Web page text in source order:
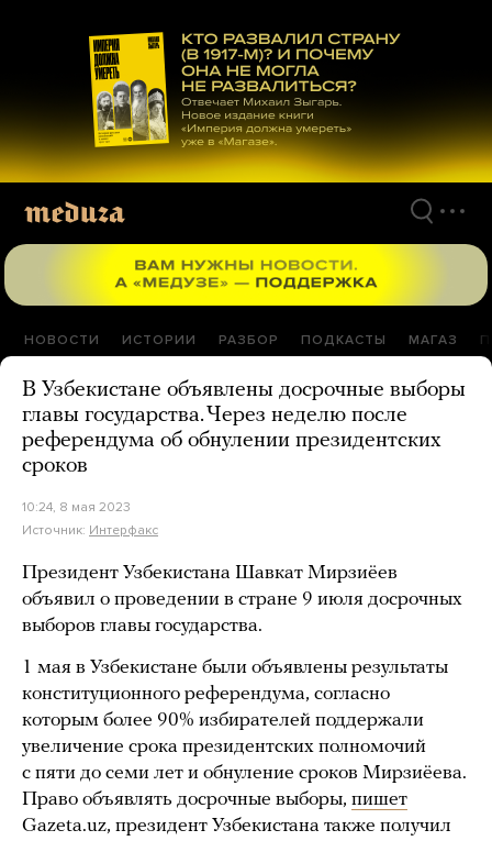
материалам
НОВОСТИ ИСТОРИИ РАЗБОР ПОДКАСТЫ МАГАЗ
В Узбекистане объявлены досрочные выборы
главы государства. Через неделю после
референдума об обнулении президентских
сроков
10:24, 8 мая 2023
Источник: Интерфакс
Президент Узбекистана Шавкат Мирзиёев
объявил о проведении в стране 9 июля досрочных
выборов главы государства.
1 мая в Узбекистане были объявлены результаты
конституционного референдума, согласно
которым более 90% избирателей поддержали
увеличение срока президентских полномочий
с пяти до семи лет и обнуление сроков Мирзиёева.
Право объявлять досрочные выборы, пишет
Gazeta.uz, президент Узбекистана также получил